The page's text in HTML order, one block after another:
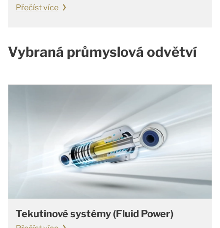
Přečíst více
Vybraná průmyslová odvětví
Tekutinové systémy (Fluid Power)